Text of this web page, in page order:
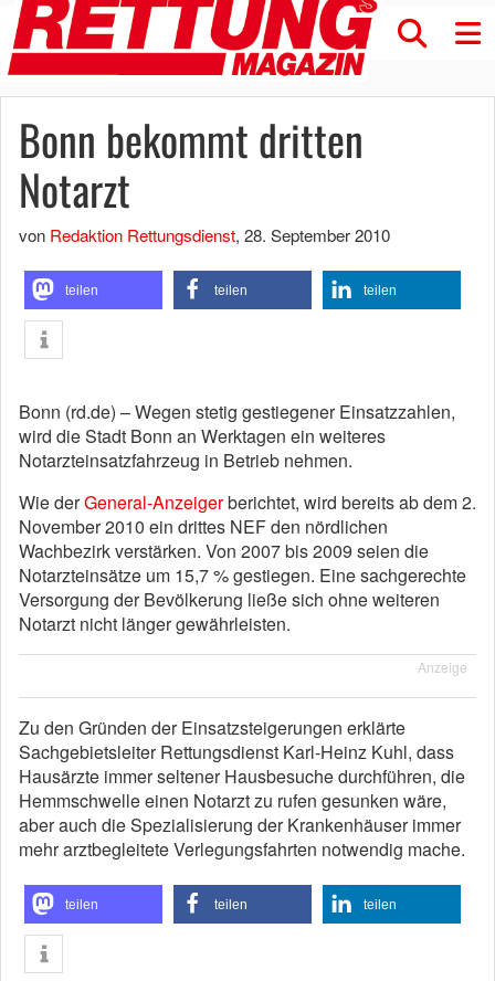
Bonn bekommt dritten
Notarzt
von Redaktion Rettungsdienst, 28. September 2010
teilen teilen teilen
Bonn (rd.de) – Wegen stetig gestiegener Einsatzzahlen,
wird die Stadt Bonn an Werktagen ein weiteres
Notarzteinsatzfahrzeug in Betrieb nehmen.
Wie derGeneral-Anzeigerberichtet, wird bereits ab dem 2.
November 2010 ein drittes NEF den nördlichen
Wachbezirk verstärken. Von 2007 bis 2009 seien die
Notarzteinsätze um 15,7 % gestiegen. Eine sachgerechte
Versorgung der Bevölkerung ließe sich ohne weiteren
Notarzt nicht länger gewährleisten.
Anzeige
Zu den Gründen der Einsatzsteigerungen erklärte
Sachgebietsleiter Rettungsdienst Karl-Heinz Kuhl, dass
Hausärzte immer seltener Hausbesuche durchführen, die
Hemmschwelle einen Notarzt zu rufen gesunken wäre,
aber auch die Spezialisierung der Krankenhäuser immer
mehr arztbegleitete Verlegungsfahrten notwendig mache.
teilen teilen teilen